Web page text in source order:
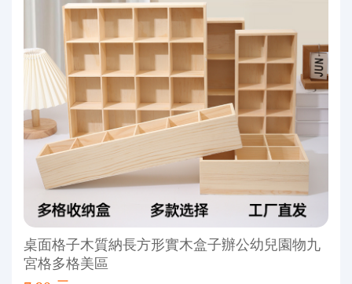
桌面格子木質納長方形實木盒子辦公幼兒園物九
宮格多格美區